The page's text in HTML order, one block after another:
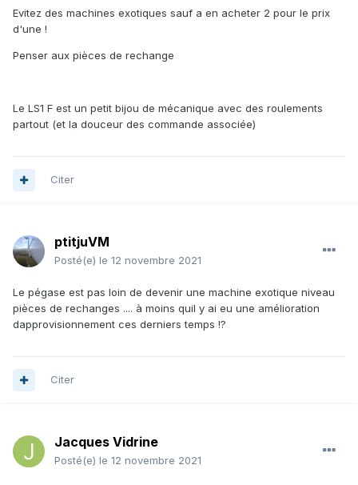
Evitez des machines exotiques sauf a en acheter 2 pour le prix
d'une !
Penser aux pièces de rechange
Le LS1 F est un petit bijou de mécanique avec des roulements
partout (et la douceur des commande associée)
Citer
ptitjuVM
Posté(e) le 12 novembre 2021
Le pégase est pas loin de devenir une machine exotique niveau
pièces de rechanges .... à moins quil y ai eu une amélioration
dapprovisionnement ces derniers temps !?
Citer
Jacques Vidrine
Posté(e) le 12 novembre 2021